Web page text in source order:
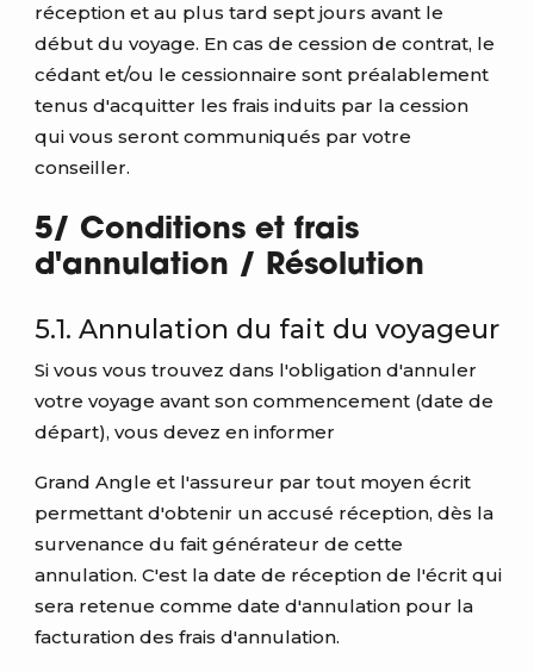
réception et au plus tard sept jours avant le
début du voyage. En cas de cession de contrat, le
cédant et/ou le cessionnaire sont préalablement
tenus d'acquitter les frais induits par la cession
qui vous seront communiqués par votre
conseiller.
5/ Conditions et frais
d'annulation / Résolution
5.1. Annulation du fait du voyageur
Si vous vous trouvez dans l'obligation d'annuler
votre voyage avant son commencement (date de
départ), vous devez en informer
Grand Angle et l'assureur par tout moyen écrit
permettant d'obtenir un accusé réception, dès la
survenance du fait générateur de cette
annulation. C'est la date de réception de l'écrit qui
sera retenue comme date d'annulation pour la
facturation des frais d'annulation.